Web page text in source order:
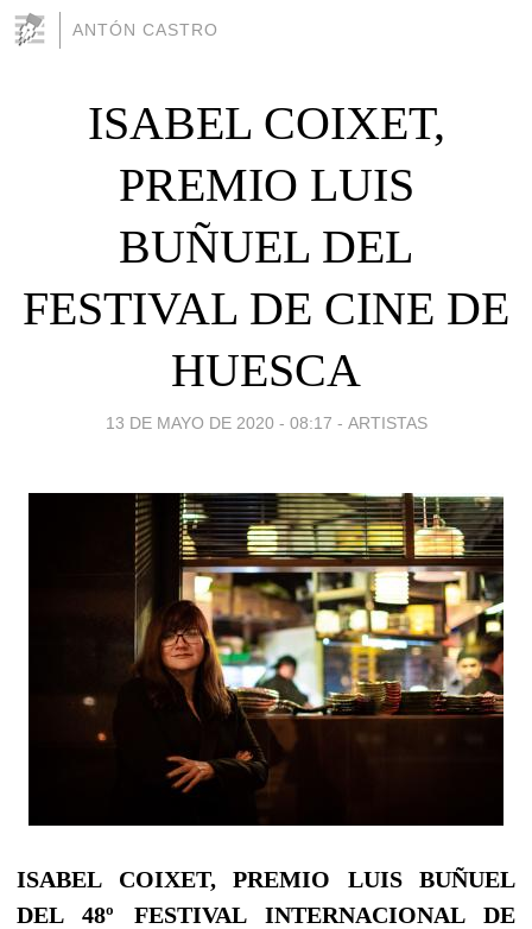
ANTÓN CASTRO
ISABEL COIXET,
PREMIO LUIS
BUÑUEL DEL
FESTIVAL DE CINE DE
HUESCA
13 DE MAYO DE 2020 - 08:17 - ARTISTAS
ISABEL COIXET, PREMIO LUIS BUÑUEL
DEL 48º FESTIVAL INTERNACIONAL DE